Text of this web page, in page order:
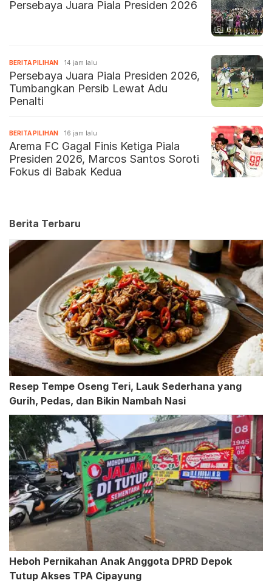
6
Persebaya Juara Piala Presiden 2026
BERITA PILIHAN 14 jam lalu
Persebaya Juara Piala Presiden 2026,
Tumbangkan Persib Lewat Adu
Penalti
BERITA PILIHAN 16 jam lalu
Arema FC Gagal Finis Ketiga Piala
Presiden 2026, Marcos Santos Soroti
Fokus di Babak Kedua
Berita Terbaru
Resep Tempe Oseng Teri, Lauk Sederhana yang
Gurih, Pedas, dan Bikin Nambah Nasi
Heboh Pernikahan Anak Anggota DPRD Depok
Tutup Akses TPA Cipayung